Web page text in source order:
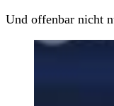
Und offenbar nicht